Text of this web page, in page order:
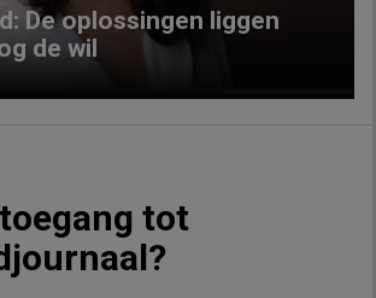
De oplossingen liggen
de wil
tot